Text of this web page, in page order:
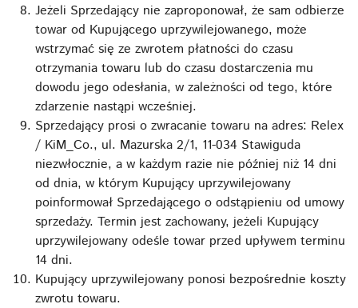
Jeżeli Sprzedający nie zaproponował, że sam odbierze
towar od Kupującego uprzywilejowanego, może
wstrzymać się ze zwrotem płatności do czasu
otrzymania towaru lub do czasu dostarczenia mu
dowodu jego odesłania, w zależności od tego, które
zdarzenie nastąpi wcześniej.
Sprzedający prosi o zwracanie towaru na adres: Relex
/ KiM_Co., ul. Mazurska 2/1, 11-034 Stawiguda
niezwłocznie, a w każdym razie nie później niż 14 dni
od dnia, w którym Kupujący uprzywilejowany
poinformował Sprzedającego o odstąpieniu od umowy
sprzedaży. Termin jest zachowany, jeżeli Kupujący
uprzywilejowany odeśle towar przed upływem terminu
14 dni.
Kupujący uprzywilejowany ponosi bezpośrednie koszty
zwrotu towaru.